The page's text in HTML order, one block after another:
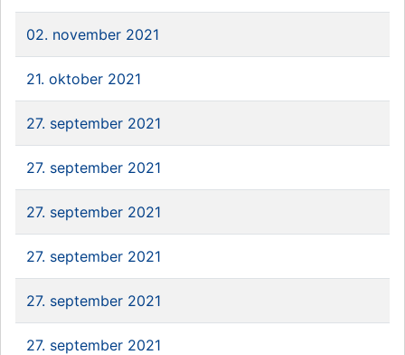
02. november 2021
21. oktober 2021
27. september 2021
27. september 2021
27. september 2021
27. september 2021
27. september 2021
27. september 2021